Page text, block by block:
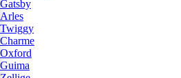
Gatsby
Arles
Twiggy
Charme
Oxford
Guima